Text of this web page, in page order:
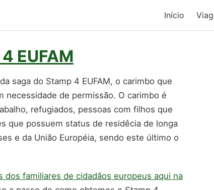
Início
EUFAM
saga do Stamp 4 EUFAM, o carimbo que
necessidade de permissão. O carimbo é
refugiados, pessoas com filhos que
que possuem status de residêcia de longa
e da União Européia, sendo este último o
dos familiares de cidadãos europeus aqui na